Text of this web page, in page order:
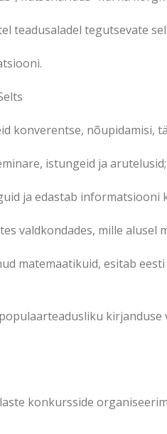
teadusaladel tegutsevate
konverentse, nõupidamisi,
istungeid ja arutelusid;
ja edastab informatsiooni
valdkondades, mille alusel
matemaatikuid, esitab
konkursside